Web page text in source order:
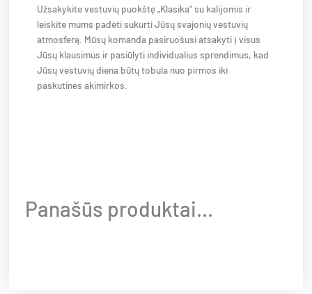
Užsakykite vestuvių puokštę „Klasika“ su kalijomis ir
leiskite mums padėti sukurti Jūsų svajonių vestuvių
atmosferą. Mūsų komanda pasiruošusi atsakyti į visus
Jūsų klausimus ir pasiūlyti individualius sprendimus, kad
Jūsų vestuvių diena būtų tobula nuo pirmos iki
paskutinės akimirkos.
Panašūs produktai...